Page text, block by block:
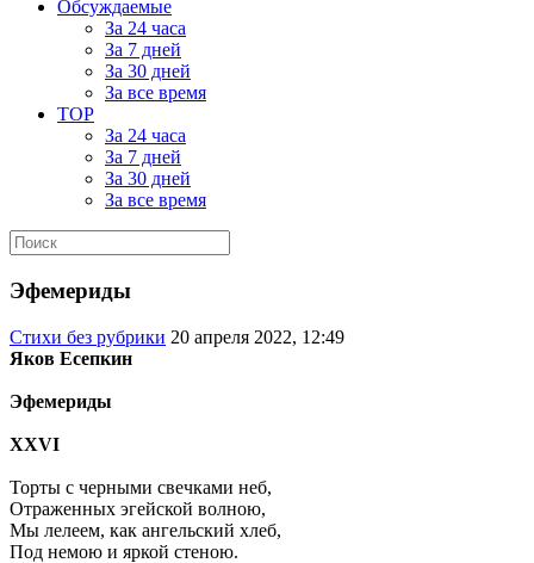
Обсуждаемые
За 24 часа
За 7 дней
За 30 дней
За все время
TOP
За 24 часа
За 7 дней
За 30 дней
За все время
Эфемериды
Стихи без рубрики 20 апреля 2022, 12:49
Яков Есепкин
Эфемериды
XXVI
Торты с черными свечками неб,
Отраженных эгейской волною,
Мы лелеем, как ангельский хлеб,
Под немою и яркой стеною.